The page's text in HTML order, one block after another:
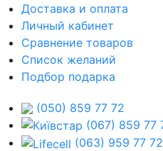
Доставка и оплата
Личный кабинет
Сравнение товаров
Список желаний
Подбор подарка
(050) 859 77 72
(067) 859 77
(063) 959 77 72